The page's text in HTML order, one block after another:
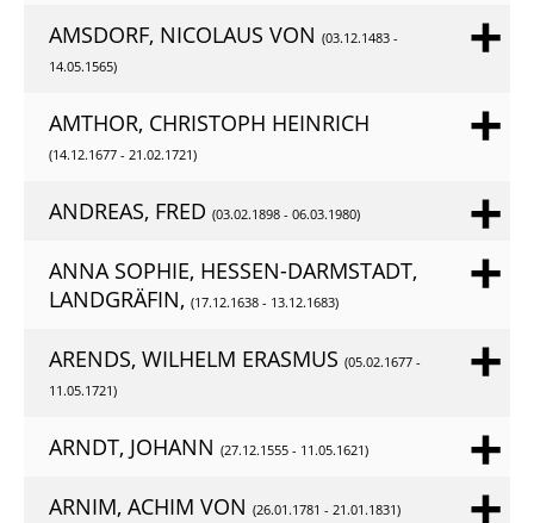
AMSDORF, NICOLAUS VON (03.12.1483 -
14.05.1565)
AMTHOR, CHRISTOPH HEINRICH
(14.12.1677 - 21.02.1721)
ANDREAS, FRED (03.02.1898 - 06.03.1980)
ANNA SOPHIE, HESSEN-DARMSTADT,
LANDGRÄFIN, (17.12.1638 - 13.12.1683)
ARENDS, WILHELM ERASMUS (05.02.1677 -
11.05.1721)
ARNDT, JOHANN (27.12.1555 - 11.05.1621)
ARNIM, ACHIM VON (26.01.1781 - 21.01.1831)